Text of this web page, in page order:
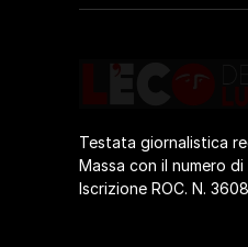
Testata giornalistica
Massa con il numero
Iscrizione ROC. N.